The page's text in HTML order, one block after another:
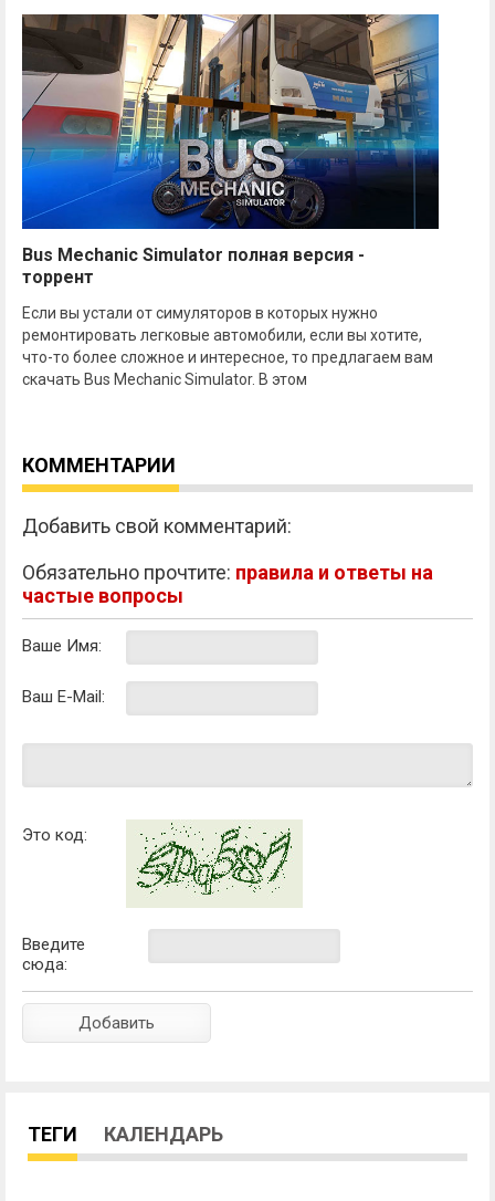
Bus Mechanic Simulator полная версия -
торрент
Если вы устали от симуляторов в которых нужно
ремонтировать легковые автомобили, если вы хотите,
что-то более сложное и интересное, то предлагаем вам
скачать Bus Mechanic Simulator. В этом
КОММЕНТАРИИ
Добавить свой комментарий:
Обязательно прочтите: правила и ответы на
частые вопросы
Ваше Имя:
Ваш E-Mail:
Это код:
Введите
сюда:
ТЕГИ КАЛЕНДАРЬ